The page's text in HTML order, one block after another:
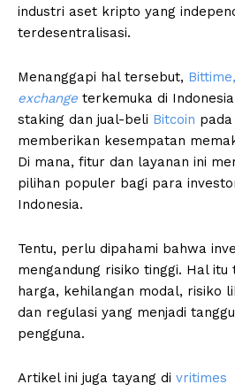
industri aset kripto yang
terdesentralisasi.
Menanggapi hal tersebut,
exchange terkemuka di
staking dan jual-beli Bitcoin
memberikan kesempatan
Di mana, fitur dan layanan ini
pilihan populer bagi para
Indonesia.
Tentu, perlu dipahami bahwa
mengandung risiko tinggi. Hal
harga, kehilangan modal, risiko
dan regulasi yang menjadi
pengguna.
Artikel ini juga tayang di vritimes